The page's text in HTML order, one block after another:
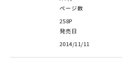
ページ数
258P
発売日
2014/11/11